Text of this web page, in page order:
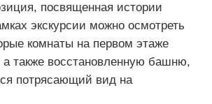
посвященная истории
экскурсии можно осмотреть
комнаты на первом этаже
а также восстановленную башню,
потрясающий вид на